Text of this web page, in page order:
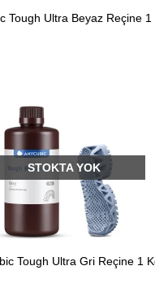
Tough Ultra Beyaz Reçine 1
STOKTA YOK
Tough Ultra Gri Reçine 1